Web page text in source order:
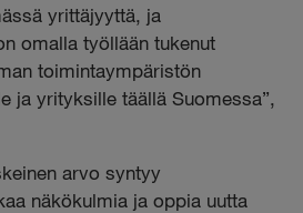
yrittäjyyttä, ja
omalla työllään tukenut
toimintaympäristön
ja yrityksille täällä Suomessa”,
arvo syntyy
näkökulmia ja oppia uutta